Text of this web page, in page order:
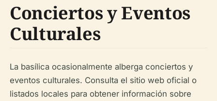
Conciertos y Eventos
Culturales
La basílica ocasionalmente alberga conciertos y
eventos culturales. Consulta el sitio web oficial o
listados locales para obtener información sobre